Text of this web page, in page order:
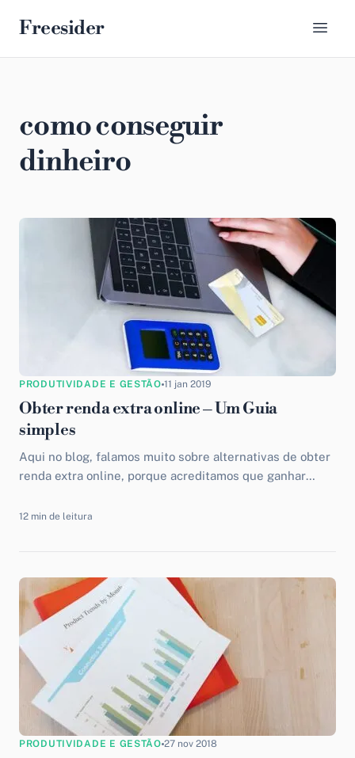
Freesider
como conseguir
dinheiro
PRODUTIVIDADE E GESTÃO 11 jan 2019
Obter renda extra online – Um Guia
simples
Aqui no blog, falamos muito sobre alternativas de obter
renda extra online, porque acreditamos que ganhar
12 min de leitura
PRODUTIVIDADE E GESTÃO 27 nov 2018